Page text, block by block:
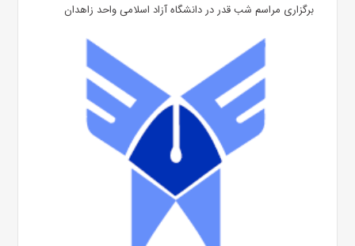
برگزاری مراسم شب قدر در دانشگاه آزاد اسلامی واحد زاهدان